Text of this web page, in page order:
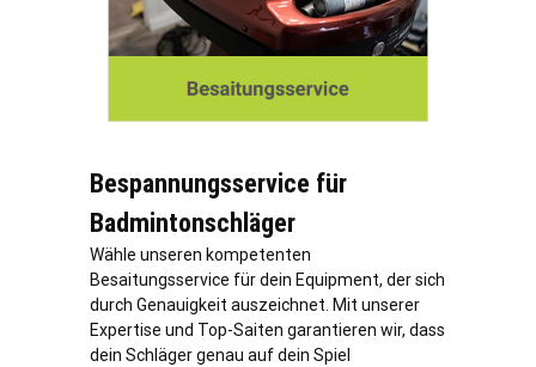
Bespannungsservice für
Badmintonschläger
Wähle unseren kompetenten
Besaitungsservice für dein Equipment, der sich
durch Genauigkeit auszeichnet. Mit unserer
Expertise und Top-Saiten garantieren wir, dass
dein Schläger genau auf dein Spiel